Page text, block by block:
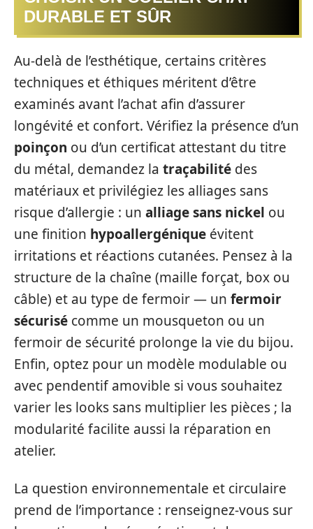
DURABLE ET SÛR
Au-delà de l’esthétique, certains critères
techniques et éthiques méritent d’être
examinés avant l’achat afin d’assurer
longévité et confort. Vérifiez la présence d’un
poinçon ou d’un certificat attestant du titre
du métal, demandez la traçabilité des
matériaux et privilégiez les alliages sans
risque d’allergie : un alliage sans nickel ou
une finition hypoallergénique évitent
irritations et réactions cutanées. Pensez à la
structure de la chaîne (maille forçat, box ou
câble) et au type de fermoir — un fermoir
sécurisé comme un mousqueton ou un
fermoir de sécurité prolonge la vie du bijou.
Enfin, optez pour un modèle modulable ou
avec pendentif amovible si vous souhaitez
varier les looks sans multiplier les pièces ; la
modularité facilite aussi la réparation en
atelier.
La question environnementale et circulaire
prend de l’importance : renseignez-vous sur